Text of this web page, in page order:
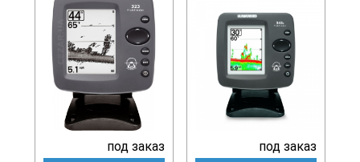
под заказ
под заказ